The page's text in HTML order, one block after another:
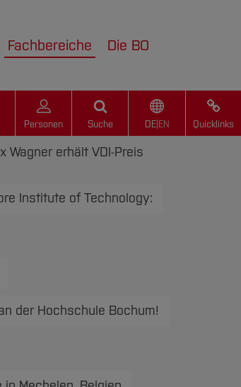
Fachbereiche Die BO
Personen Suche DE| EN Quicklinks
Wagner erhält VDI-Preis
Institute of Technology:
der Hochschule Bochum!